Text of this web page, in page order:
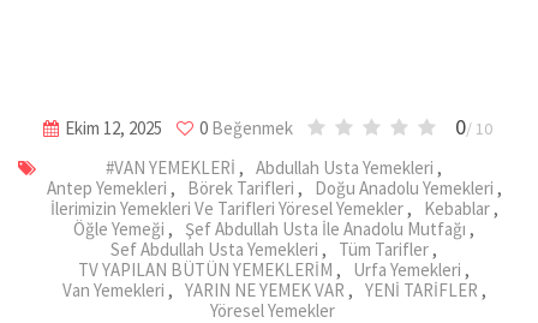
Ekim 12, 2025 0Beğenmek 0/ 10
#VAN YEMEKLERİ , Abdullah Usta Yemekleri ,
Antep Yemekleri , Börek Tarifleri , Doğu Anadolu Yemekleri ,
İlerimizin Yemekleri Ve Tarifleri Yöresel Yemekler, Kebablar,
Öğle Yemeği , Şef Abdullah Usta İle Anadolu Mutfağı ,
Sef Abdullah Usta Yemekleri , Tüm Tarifler,
TV YAPILAN BÜTÜN YEMEKLERİM , Urfa Yemekleri ,
Van Yemekleri , YARIN NE YEMEK VAR , YENİ TARİFLER ,
Yöresel Yemekler